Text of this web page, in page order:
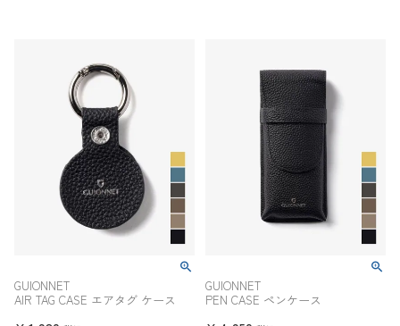
GUIONNET
AIR TAG CASE エアタグ ケース
GUIONNET
PEN CASE ペンケース